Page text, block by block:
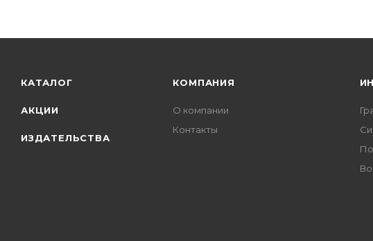
КАТАЛОГ
АКЦИИ
ИЗДАТЕЛЬСТВА
КОМПАНИЯ
О компании
Контакты